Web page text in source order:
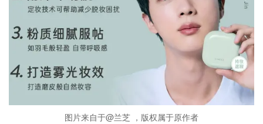
图片来自于@兰芝 ，版权属于原作者